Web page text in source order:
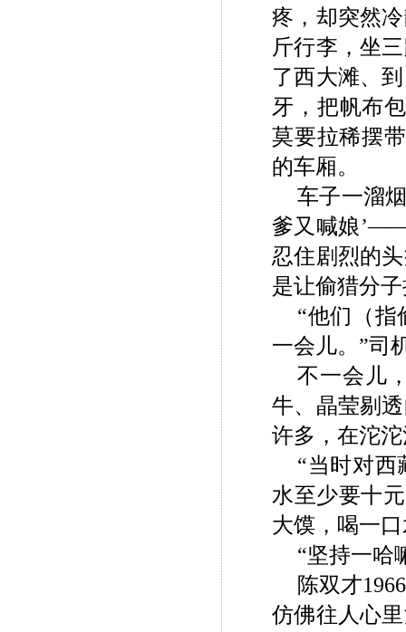
疼，却突然
斤行李，坐
了西大滩、
牙，把帆布
莫要拉稀摆
的车厢。
车子一溜
爹又喊娘
忍住剧烈的
是让偷猎分
“他们（指
一会儿。”司
不一会儿
牛、晶莹剔
许多，在沱
“当时对西
水至少要十
大馍，喝一
“坚持一哈
陈双才1966
仿佛往人心